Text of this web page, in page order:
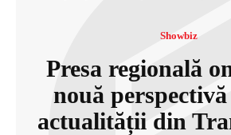
Showbiz
Presa regională
nouă
actualității din